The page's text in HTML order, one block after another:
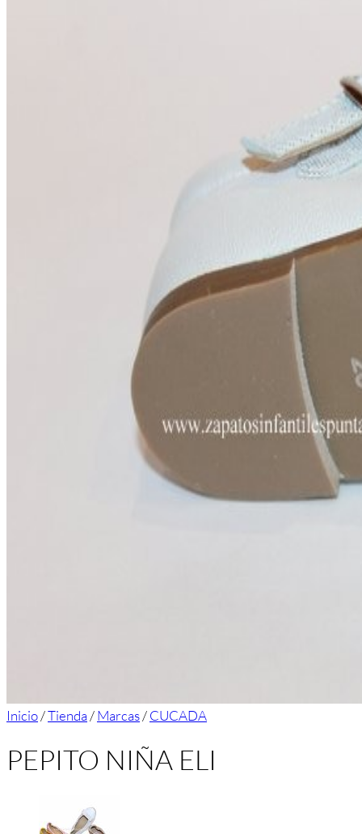
Inicio/Tienda/Marcas/CUCADA
PEPITO NIÑA ELI